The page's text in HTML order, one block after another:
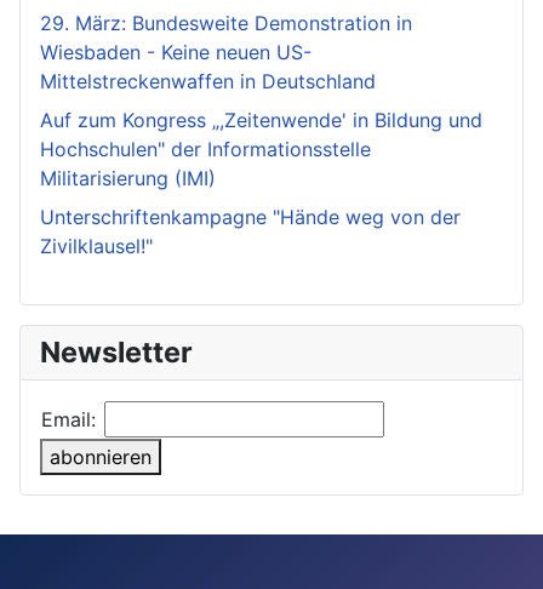
29. März: Bundesweite Demonstration in
Wiesbaden - Keine neuen US-
Mittelstreckenwaffen in Deutschland
Auf zum Kongress „,Zeitenwende' in Bildung und
Hochschulen" der Informationsstelle
Militarisierung (IMI)
Unterschriftenkampagne "Hände weg von der
Zivilklausel!"
Newsletter
Email:
abonnieren